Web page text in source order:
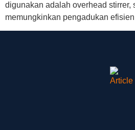
digunakan adalah overhead stirrer,
memungkinkan pengadukan